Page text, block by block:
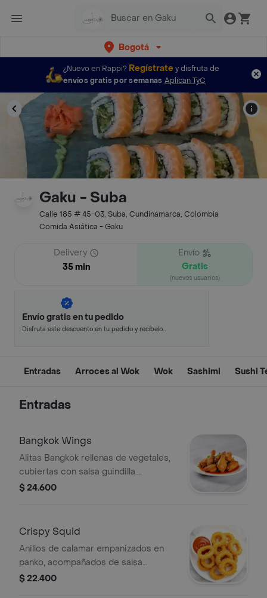
Bogotá
¿Nuevo en Rappi? Regístratey disfruta de
envíos gratis por semanas Aplican TyC
Gaku - Suba
Calle 185 # 45-03, Suba, Cundinamarca, Colombia
Comida Asiática - Gaku
Delivery
35 min
Envío
Gratis
(nuevos usuarios)
Envío gratis en tu pedido
Disfruta este descuento en tu pedido y recíbelo
Entradas Arroces al Wok Wok Sashimi Sushi
Entradas
Bangkok Wings
Alitas Bangkok rellenas de vegetales,
cubiertas con salsa guindilla.
Crujientes y sabrosas.
$ 24.600
Crispy Squid
Anillos de calamar empanizados en
panko, acompañados de salsa
guindilla.
$ 22.400